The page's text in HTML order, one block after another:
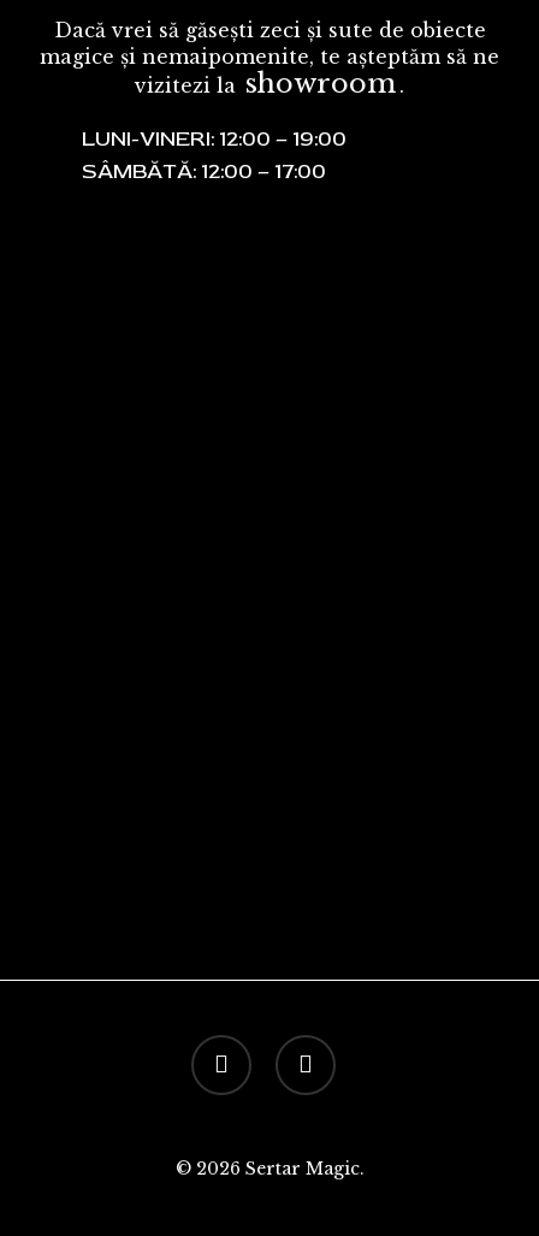
Dacă vrei să găsești zeci și sute de obiecte
magice și nemaipomenite, te așteptăm să ne
vizitezi la showroom .
LUNI-VINERI: 12:00 – 19:00
SÂMBĂTĂ: 12:00 – 17:00
facebook instagram
© 2026 Sertar Magic.